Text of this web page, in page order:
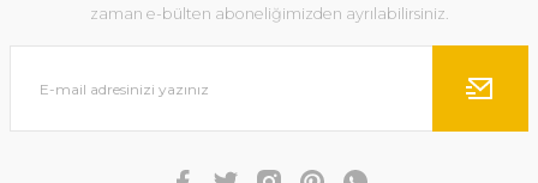
zaman e-bülten aboneliğimizden ayrılabilirsiniz.